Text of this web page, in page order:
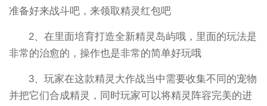
准备好来战斗吧，来领取精灵红包吧
2、在里面培育打造全新精灵岛屿哦，里面的玩法是
非常的治愈的，操作也是非常的简单好玩哦
3、玩家在这款精灵大作战当中需要收集不同的宠物
并把它们合成精灵，同时玩家可以将精灵阵容完美的进